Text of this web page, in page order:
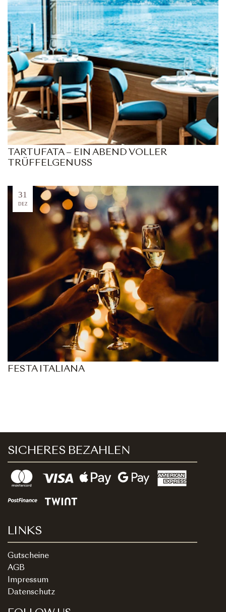
TARTUFATA – EIN ABEND VOLLER
TRÜFFELGENUSS
31
DEZ
FESTA ITALIANA
SICHERES BEZAHLEN
LINKS
Gutscheine
AGB
Impressum
Datenschutz